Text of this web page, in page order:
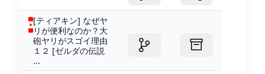
[ティアキン] なぜヤ
リが便利なのか？大
砲ヤリがスゴイ理由
１２ [ゼルダの伝説
...